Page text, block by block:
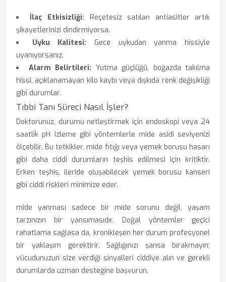
İlaç Etkisizliği: Reçetesiz satılan antiasitler artık
şikayetlerinizi dindirmiyorsa.
Uyku Kalitesi: Gece uykudan yanma hissiyle
uyanıyorsanız.
Alarm Belirtileri: Yutma güçlüğü, boğazda takılma
hissi, açıklanamayan kilo kaybı veya dışkıda renk değişikliği
gibi durumlar.
Tıbbi Tanı Süreci Nasıl İşler?
Doktorunuz, durumu netleştirmek için endoskopi veya 24
saatlik pH izleme gibi yöntemlerle mide asidi seviyenizi
ölçebilir. Bu tetkikler, mide fıtığı veya yemek borusu hasarı
gibi daha ciddi durumların teşhis edilmesi için kritiktir.
Erken teşhis, ileride oluşabilecek yemek borusu kanseri
gibi ciddi riskleri minimize eder.
mide yanması sadece bir mide sorunu değil, yaşam
tarzınızın bir yansımasıdır. Doğal yöntemler geçici
rahatlama sağlasa da, kronikleşen her durum profesyonel
bir yaklaşım gerektirir. Sağlığınızı şansa bırakmayın;
vücudunuzun size verdiği sinyalleri ciddiye alın ve gerekli
durumlarda uzman desteğine başvurun.